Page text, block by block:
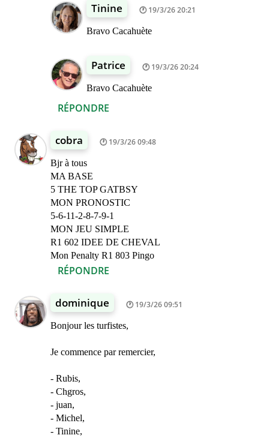
RÉPONDRE
Tinine 19/3/26 20:21
Bravo Cacahuète
Patrice 19/3/26 20:24
Bravo Cacahuète
cobra 19/3/26 09:48
Bjr à tous
MA BASE
5 THE TOP GATBSY
MON PRONOSTIC
5-6-11-2-8-7-9-1
MON JEU SIMPLE
R1 602 IDEE DE CHEVAL
Mon Penalty R1 803 Pingo
RÉPONDRE
dominique 19/3/26 09:51
Bonjour les turfistes,
Je commence par remercier,
- Rubis,
- Chgros,
- juan,
- Michel,
- Tinine,